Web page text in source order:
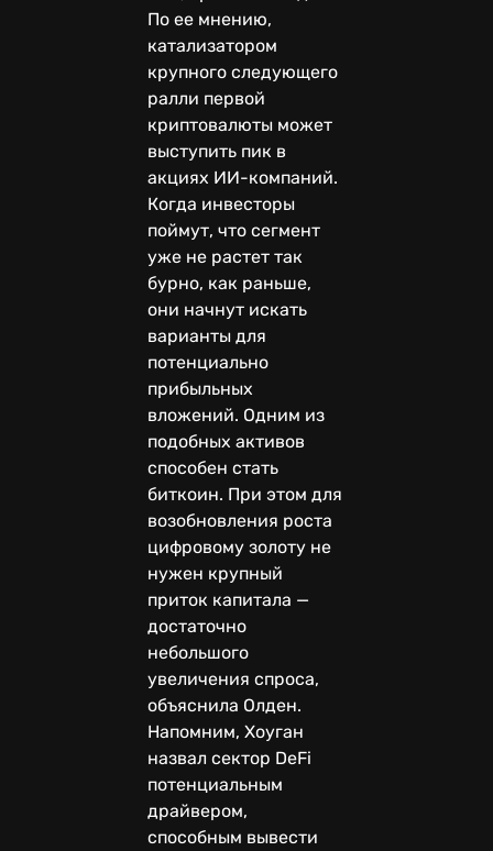
По ее мнению,
катализатором
крупного следующего
ралли первой
криптовалюты может
выступить пик в
акциях ИИ-компаний.
Когда инвесторы
поймут, что сегмент
уже не растет так
бурно, как раньше,
они начнут искать
варианты для
потенциально
прибыльных
вложений. Одним из
подобных активов
способен стать
биткоин. При этом для
возобновления роста
цифровому золоту не
нужен крупный
приток капитала —
достаточно
небольшого
увеличения спроса,
объяснила Олден.
Напомним, Хоуган
назвал сектор DeFi
потенциальным
драйвером,
способным вывести